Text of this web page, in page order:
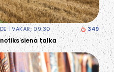
| VAKAR, 09:30 349
siena talka